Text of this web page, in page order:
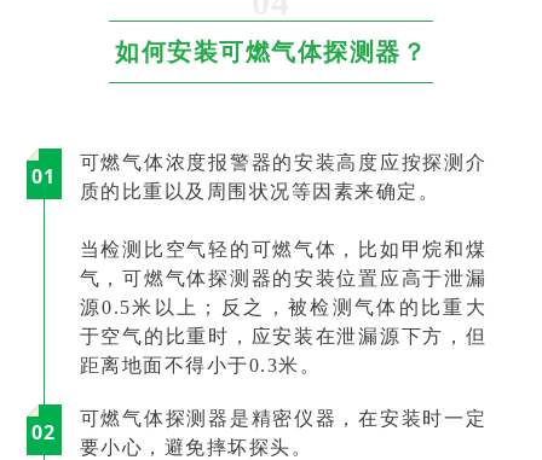
如何安装可燃气体探测器？
01
可燃气体浓度报警器的安装高度应按探测介
质的比重以及周围状况等因素来确定。
当检测比空气轻的可燃气体，比如甲烷和煤
气，可燃气体探测器的安装位置应高于泄漏
源0.5米以上；反之，被检测气体的比重大
于空气的比重时，应安装在泄漏源下方，但
距离地面不得小于0.3米。
02
可燃气体探测器是精密仪器，在安装时一定
要小心，避免摔坏探头。